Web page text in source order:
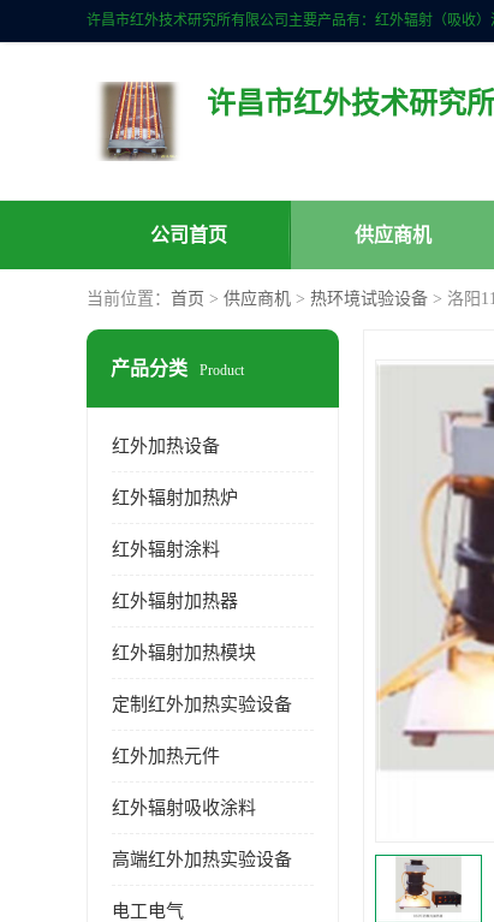
许昌市红外技术研究
公司首页 供应商机
当前位置： 首页 > 供应商机 > 热环境试验设备 > 洛阳
产品分类 Product
红外加热设备
红外辐射加热炉
红外辐射涂料
红外辐射加热器
红外辐射加热模块
定制红外加热实验设备
红外加热元件
红外辐射吸收涂料
高端红外加热实验设备
电工电气